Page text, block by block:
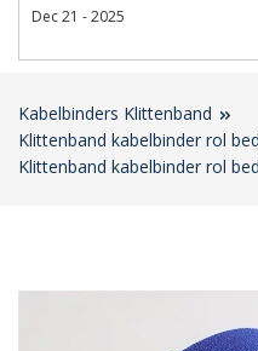
Dec 21 - 2025
Kabelbinders Klittenband
Klittenband kabelbinder rol
Klittenband kabelbinder rol